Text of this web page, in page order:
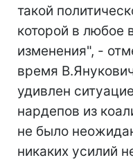
такой
которой в любое
изменения", -
время
удивлен
нардепов из
не было
никаких усилий